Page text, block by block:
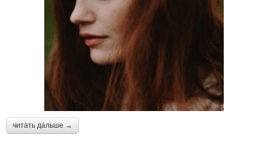
читать дальше →